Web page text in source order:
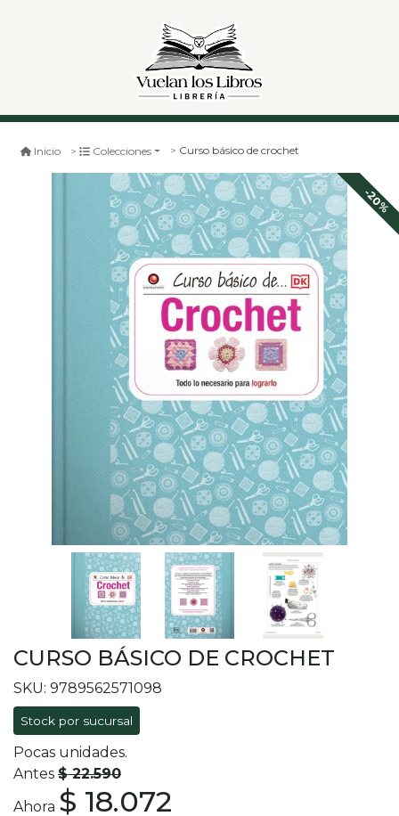
Inicio Colecciones Curso básico de crochet
-20%
CURSO BÁSICO DE CROCHET
SKU: 9789562571098
Stock por sucursal
Pocas unidades.
Antes $ 22.590
Ahora $ 18.072